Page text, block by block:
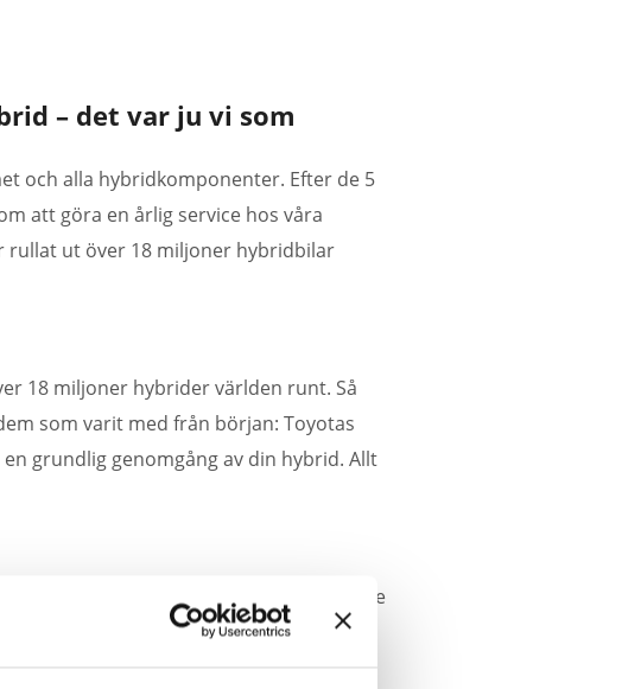
– det var ju vi som
och alla hybridkomponenter. Efter de 5
att göra en årlig service hos våra
rullat ut över 18 miljoner hybridbilar
18 miljoner hybrider världen runt. Så
som varit med från början: Toyotas
grundlig genomgång av din hybrid. Allt
får minst lika avancerad service. Vare
att du ska känna dig trygg med din